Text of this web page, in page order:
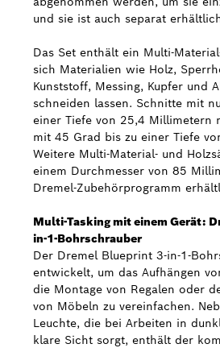
und sie ist auch separat
Das Set enthält ein Multi-
sich Materialien wie Holz,
Kunststoff, Messing, Kupfer und
schneiden lassen. Schnitte mit
einer Tiefe von 25,4 Millimetern
mit 45 Grad bis zu einer Tiefe
Weitere Multi-Material- und
einem Durchmesser von 85
Dremel-Zubehörprogramm
Multi-Tasking mit einem Gerät:
in-1-Bohrschrauber
Der Dremel Blueprint 3-in-1-
entwickelt, um das Aufhängen
die Montage von Regalen oder
von Möbeln zu vereinfachen.
Leuchte, die bei Arbeiten in
klare Sicht sorgt, enthält der